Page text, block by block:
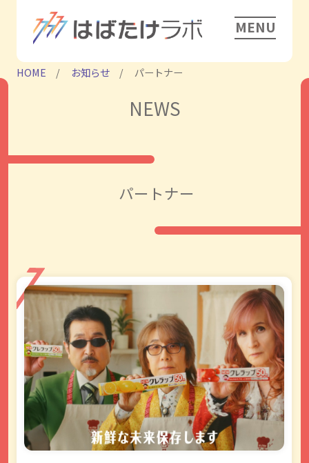
MENU
HOME お知らせ パートナー
NEWS
パートナー